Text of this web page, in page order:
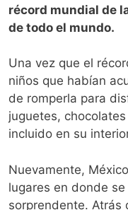
récord mundial de
de todo el mundo.
Una vez que el
niños que habían
de romperla para
juguetes,
incluido en su
Nuevamente,
lugares en donde
sorprendente. Atrás